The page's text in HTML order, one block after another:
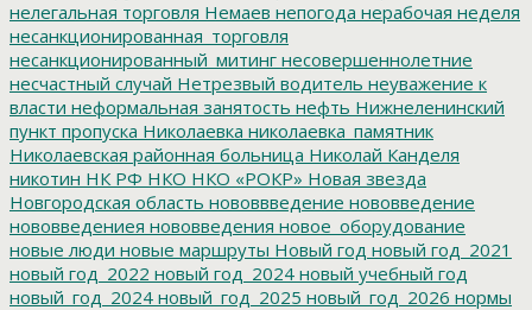
нелегальная торговля Немаев непогода нерабочая неделя
несанкционированная_торговля
несанкционированный_митинг несовершеннолетние
несчастный случай Нетрезвый водитель неуважение к
власти неформальная занятость нефть Нижнеленинский
пункт пропуска Николаевка николаевка_памятник
Николаевская районная больница Николай Канделя
никотин НК РФ НКО НКО «РОКР» Новая звезда
Новгородская область нововвведение нововведение
нововведениея нововведения новое_оборудование
новые люди новые маршруты Новый год новый год_2021
новый год_2022 новый год_2024 новый учебный год
новый_год_2024 новый_год_2025 новый_год_2026 нормы